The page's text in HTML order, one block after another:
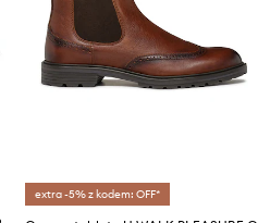
extra -5% z kodem: OFF*